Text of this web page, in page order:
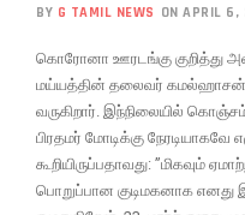
BY G TAMIL NEWS ON APRIL
கொரோனா ஊரடங்கு குறித்து
மய்யத்தின் தலைவர் கமல்ஹாசன்
வருகிறார். இந்நிலையில்
பிரதமர் மோடிக்கு நேரடியாகவே
கூறியிருப்பதாவது: ”மிகவும்
பொறுப்பான குடிமகனாக